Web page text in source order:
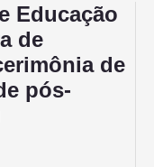
Educação
de
de
pós-